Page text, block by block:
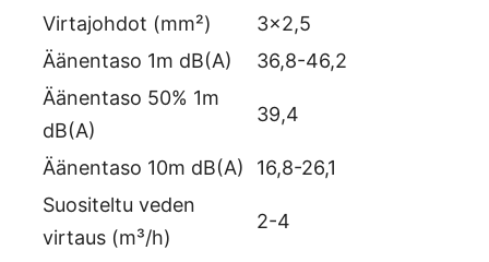
Virtajohdot (mm²)
3×2,5
Äänentaso 1m dB(A)
36,8-46,2
Äänentaso 50% 1m
dB(A)
39,4
Äänentaso 10m dB(A)
16,8-26,1
Suositeltu veden
virtaus (m³/h)
2-4